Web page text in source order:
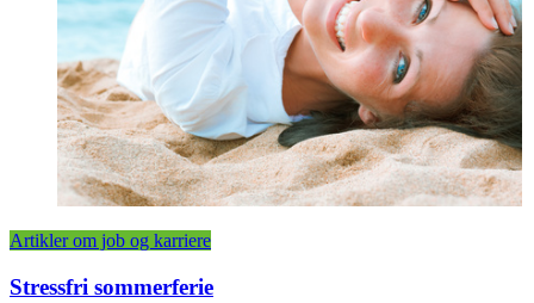
Artikler om job og karriere
Stressfri sommerferie